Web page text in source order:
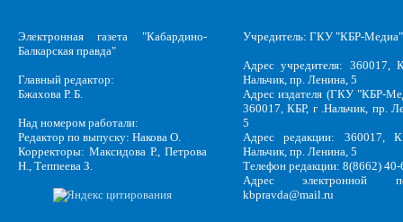
Электронная газета "Кабардино-
Балкарская правда"
Главный редактор:
Бжахова Р. Б.
Над номером работали:
Редактор по выпуску: Накова О.
Корректоры: Максидова Р., Петрова
Н., Теппеева З.
Учредитель: ГКУ "КБР-Медиа"
Адрес учредителя: 360017,
Нальчик, пр. Ленина, 5
Адрес издателя (ГКУ "КБР-
360017, КБР, г .Нальчик, пр.
5
Адрес редакции: 360017,
Нальчик, пр. Ленина, 5
Телефон редакции: 8(8662)
Адрес электронной
kbpravda@mail.ru